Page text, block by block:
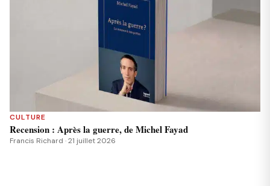
CULTURE
Recension : Après la guerre, de Michel Fayad
Francis Richard · 21 juillet 2026